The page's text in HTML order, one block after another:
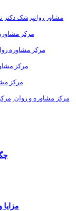
مشاور روانپزشک دکتر
مرکز
مرکز مشاوره
مرکز
مرکز